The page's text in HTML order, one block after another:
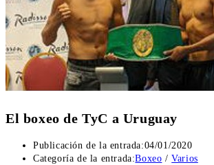
El boxeo de TyC a Uruguay
Publicación de la entrada:04/01/2020
Categoría de la entrada:Boxeo / Varios